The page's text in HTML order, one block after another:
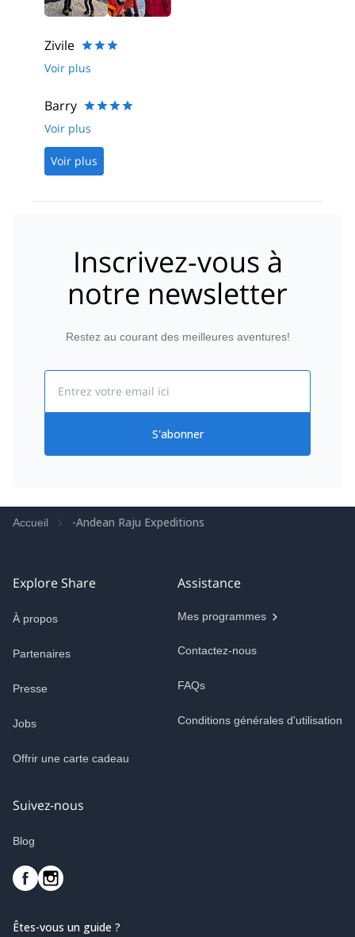
Zivile
Voir plus
Barry
Voir plus
Voir plus
Inscrivez-vous à
notre newsletter
Restez au courant des meilleures aventures!
S'abonner
Accueil -Andean Raju Expeditions
Explore Share
À propos
Partenaires
Presse
Jobs
Offrir une carte cadeau
Assistance
Mes programmes
Contactez-nous
FAQs
Conditions générales d'utilisation
Suivez-nous
Blog
Êtes-vous un guide ?